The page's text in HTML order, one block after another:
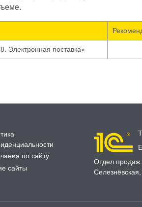
Электронная поставка»
по сайту
сайты
Отдел продаж: